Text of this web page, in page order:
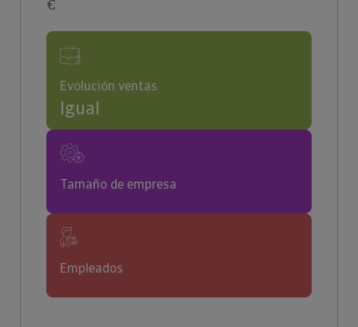
€
Evolución ventas
Igual
Tamaño de empresa
Empleados